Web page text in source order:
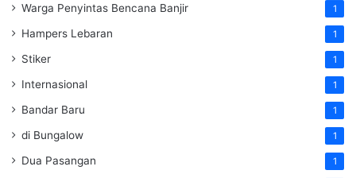
Warga Penyintas Bencana Banjir 1
Hampers Lebaran 1
Stiker 1
Internasional 1
Bandar Baru 1
di Bungalow 1
Dua Pasangan 1